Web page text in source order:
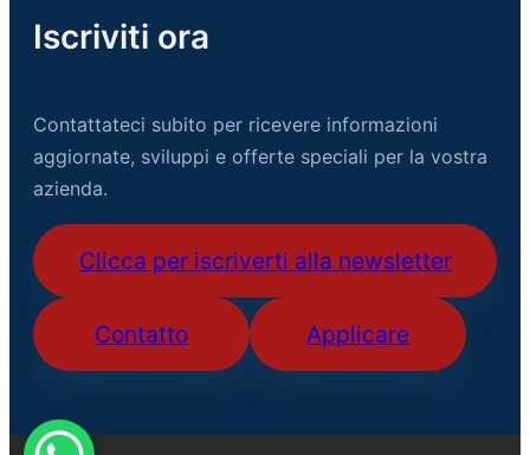
Iscriviti ora
Contattateci subito per ricevere informazioni
aggiornate, sviluppi e offerte speciali per la vostra
azienda.
Clicca per iscriverti alla newsletter
Contatto Applicare